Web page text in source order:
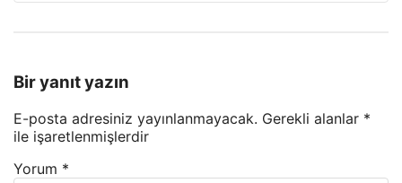
Bir yanıt yazın
E-posta adresiniz yayınlanmayacak. Gerekli alanlar *
ile işaretlenmişlerdir
Yorum *